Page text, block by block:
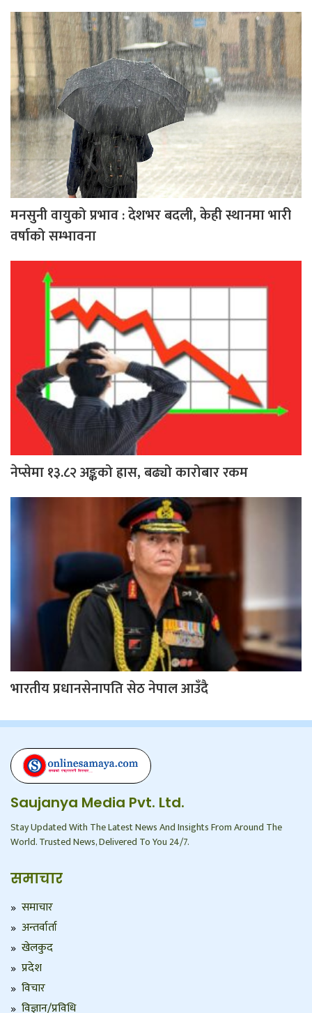
मनसुनी वायुको प्रभाव : देशभर बदली, केही स्थानमा भारी
वर्षाको सम्भावना
नेप्सेमा १३.८२ अङ्कको ह्रास, बढ्यो कारोबार रकम
भारतीय प्रधानसेनापति सेठ नेपाल आउँदै
Saujanya Media Pvt. Ltd.
Stay Updated With The Latest News And Insights From Around The
World. Trusted News, Delivered To You 24/7.
समाचार
समाचार
अन्तर्वार्ता
खेलकुद
प्रदेश
विचार
विज्ञान/प्रविधि